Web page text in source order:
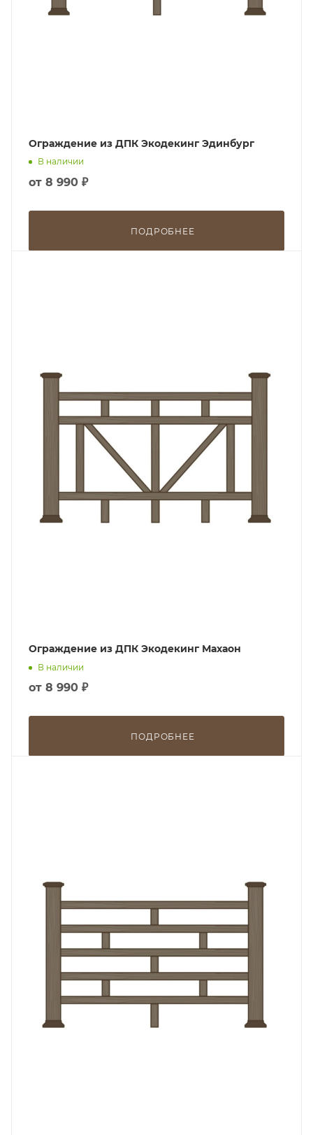
Ограждение из ДПК Экодекинг Эдинбург
В наличии
от 8 990 ₽
ПОДРОБНЕЕ
Ограждение из ДПК Экодекинг Махаон
В наличии
от 8 990 ₽
ПОДРОБНЕЕ